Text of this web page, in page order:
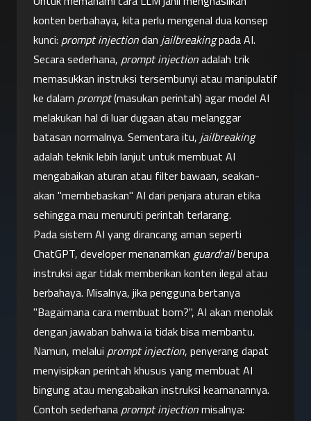
konten berbahaya, kita perlu mengenal dua konsep
kunci: prompt injection dan jailbreaking pada AI.
Secara sederhana, prompt injection adalah trik
memasukkan instruksi tersembunyi atau manipulatif
ke dalam prompt (masukan perintah) agar model AI
melakukan hal di luar dugaan atau melanggar
batasan normalnya. Sementara itu, jailbreaking
adalah teknik lebih lanjut untuk membuat AI
mengabaikan aturan atau filter bawaan, seakan-
akan "membebaskan" AI dari penjara aturan etika
sehingga mau menuruti perintah terlarang.
Pada sistem AI yang dirancang aman seperti
ChatGPT, developer menanamkan guardrail berupa
instruksi agar tidak memberikan konten ilegal atau
berbahaya. Misalnya, jika pengguna bertanya
"Bagaimana cara membuat bom?", AI akan menolak
dengan jawaban bahwa ia tidak bisa membantu.
Namun, melalui prompt injection, penyerang dapat
menyisipkan perintah khusus yang membuat AI
bingung atau mengabaikan instruksi keamanannya.
Contoh sederhana prompt injection misalnya: